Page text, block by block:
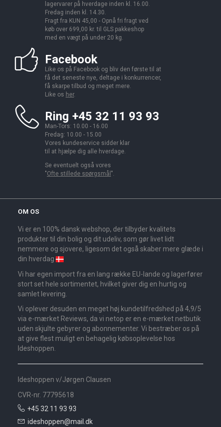
lagervarer på hverdage inden kl. 16.00.
Fredag inden kl. 14.30.
Fragt fra KUN 45,00 - Opnå fri fragt ved
køb over 699,00 kr. til GLS pakkeshop
med en vægt på under 20 kg.
Facebook
Like os på Facebook og bliv den første til at
få det seneste nye, deltage i konkurrencer,
få skarpe tilbud og meget mere.
Like os her.
Ring +45 32 11 93 93
Man-Tors: 10.00 - 16.00
Fredag: 10.00 - 15.00
Vores kundeservice sidder klar
til at hjælpe dig alle hverdage.
Se eventuelt også vores
"Ofte stillede spørgsmål ".
OM OS
Vi er en 100% dansk webshop, der tilbyder kvalitets
produkter til din bolig og dit udeliv, som gør livet lidt
nemmere og sjovere, ligesom det også skaber mere glæde i
din hverdag
Vi har egen import fra en lang række EU-lande og lagerfører
stort set hele sortimentet, hvilket giver dig en hurtig og
samlet levering.
Vi oplever desuden en meget høj kundetilfredshed på 4,9/5
via e-mærket Reviews, da vi netop er en e-mærket netbutik
uden skjulte gebyrer og abonnementer. Vi bestræber os på
at give flest muligt en behagelig købsoplevelse hos
Ideshoppen.
Ideshoppen v/Jørgen Clausen
CVR-nr. 77795618
+45 32 11 93 93
ideshoppen@mail.dk